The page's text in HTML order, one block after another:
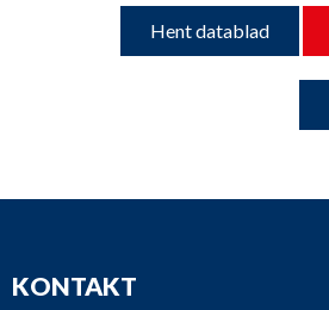
Hent datablad
KONTAKT